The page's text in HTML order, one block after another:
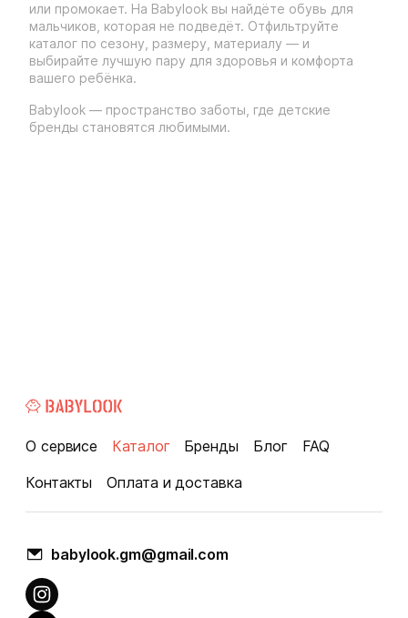
или промокает. На Babylook вы найдёте обувь для
мальчиков, которая не подведёт. Отфильтруйте
каталог по сезону, размеру, материалу — и
выбирайте лучшую пару для здоровья и комфорта
вашего ребёнка.
Babylook — пространство заботы, где детские
бренды становятся любимыми.
О сервисе Каталог Бренды Блог
FAQ
Контакты
Оплата и доставка
babylook.gm@gmail.com